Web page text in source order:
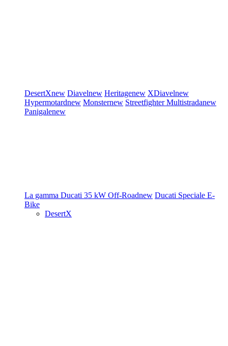
DesertXnew Diavelnew Heritagenew XDiavelnew
Hypermotardnew Monsternew StreetfighterMultistradanew
Panigalenew
La gamma Ducati 35 kW Off-Roadnew Ducati Speciale E-
Bike
DesertX